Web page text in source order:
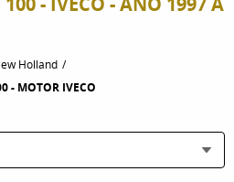
Holland
- MOTOR IVECO